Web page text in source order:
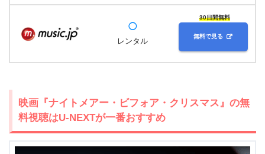
◯
レンタル
30日間無料
無料で見る
映画『ナイトメアー・ビフォア・クリスマス』の無
料視聴はU-NEXTが一番おすすめ